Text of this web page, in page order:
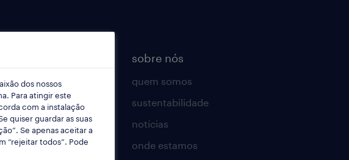
sobre nós
quem somos
sustentabilidade
notícias
onde estamos
dos nossos
Para atingir este
com a instalação
quiser guardar as suas
Se apenas aceitar a
“rejeitar todos”. Pode